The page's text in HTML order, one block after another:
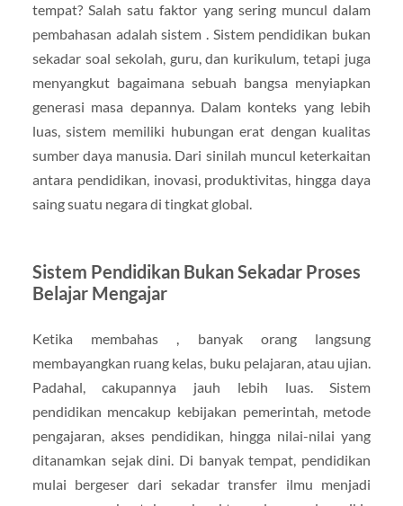
tempat? Salah satu faktor yang sering muncul dalam
pembahasan adalah sistem . Sistem pendidikan bukan
sekadar soal sekolah, guru, dan kurikulum, tetapi juga
menyangkut bagaimana sebuah bangsa menyiapkan
generasi masa depannya. Dalam konteks yang lebih
luas, sistem memiliki hubungan erat dengan kualitas
sumber daya manusia. Dari sinilah muncul keterkaitan
antara pendidikan, inovasi, produktivitas, hingga daya
saing suatu negara di tingkat global.
Sistem Pendidikan Bukan Sekadar Proses
Belajar Mengajar
Ketika membahas , banyak orang langsung
membayangkan ruang kelas, buku pelajaran, atau ujian.
Padahal, cakupannya jauh lebih luas. Sistem
pendidikan mencakup kebijakan pemerintah, metode
pengajaran, akses pendidikan, hingga nilai-nilai yang
ditanamkan sejak dini. Di banyak tempat, pendidikan
mulai bergeser dari sekadar transfer ilmu menjadi